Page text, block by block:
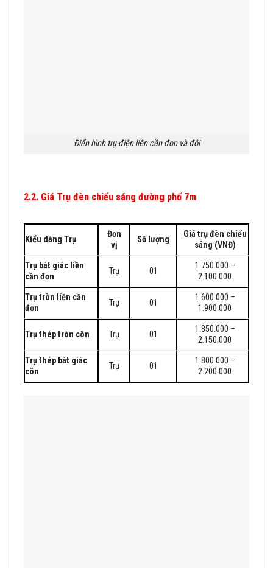
Điển hình trụ điện liền cần đơn và đôi
2.2. Giá Trụ đèn chiếu sáng đường phố 7m
Kiểu dáng Trụ
Đơn
vị
Số lượng
Giá trụ đèn chiếu
sáng (VNĐ)
Trụ bát giác liền
cần đơn
Trụ 01
1.750.000 –
2.100.000
Trụ tròn liền cần
đơn
Trụ 01
1.600.000 –
1.900.000
Trụ thép tròn côn Trụ 01
1.850.000 –
2.150.000
Trụ thép bát giác
côn
Trụ 01
1.800.000 –
2.200.000